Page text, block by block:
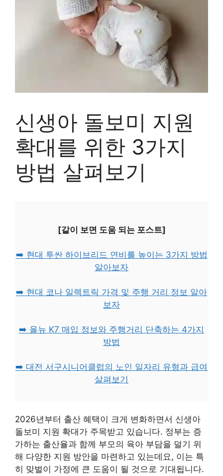
신생아 돌보미 지원
확대를 위한 3가지
방법 살펴보기
[같이 보면 도움 되는 포스트]
➡️ 현대 투싼 하이브리드 연비를 높이는 3가지 방법
알아보자
➡️ 현대 코나 일렉트릭 가격 및 주행 거리 정보 알아
보자
➡️ 올뉴 K7 매입 정보와 주행거리 단축하는 4가지
방법
➡️ 대전 서구시니어클럽의 노인 일자리 유형과 급여
살펴보기
2026년부터 출산 혜택이 크게 변화하면서 신생아
돌보미 지원 확대가 주목받고 있습니다. 정부는 증
가하는 출산율과 함께 부모의 육아 부담을 덜기 위
해 다양한 지원 방안을 마련하고 있는데요, 이는 특
히 맞벌이 가정에 큰 도움이 될 것으로 기대됩니다.